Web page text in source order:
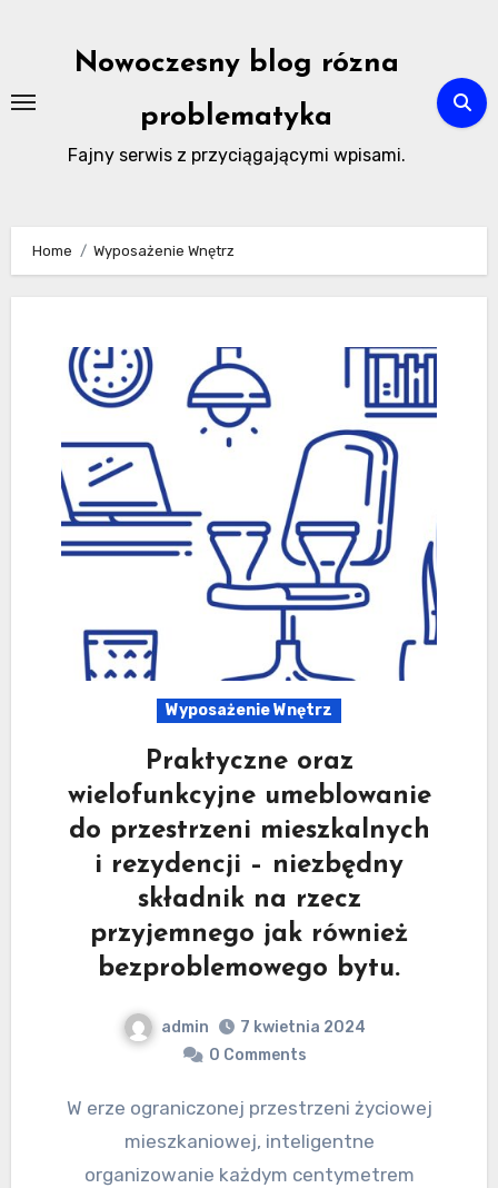
Nowoczesny blog rózna
problematyka
Fajny serwis z przyciągającymi wpisami.
Home Wyposażenie Wnętrz
Wyposażenie Wnętrz
Praktyczne oraz
wielofunkcyjne umeblowanie
do przestrzeni mieszkalnych
i rezydencji – niezbędny
składnik na rzecz
przyjemnego jak również
bezproblemowego bytu.
admin
7 kwietnia 2024
0 Comments
W erze ograniczonej przestrzeni życiowej
mieszkaniowej, inteligentne
organizowanie każdym centymetrem